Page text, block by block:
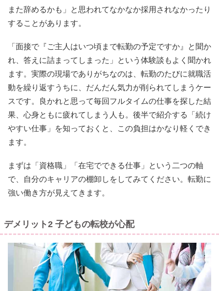
また辞めるかも」と思われてなかなか採用されなかったり
することがあります。
「面接で『ご主人はいつ頃まで転勤の予定ですか』と聞か
れ、答えに詰まってしまった」という体験談もよく聞かれ
ます。実際の現場でありがちなのは、転勤のたびに就職活
動を繰り返すうちに、だんだん気力が削られてしまうケー
スです。良かれと思って毎回フルタイムの仕事を探した結
果、心身ともに疲れてしまう人も。後半で紹介する「続け
やすい仕事」を知っておくと、この負担はかなり軽くでき
ます。
まずは「資格職」「在宅でできる仕事」という二つの軸
で、自分のキャリアの棚卸しをしてみてください。転勤に
強い働き方が見えてきます。
デメリット2 子どもの転校が心配